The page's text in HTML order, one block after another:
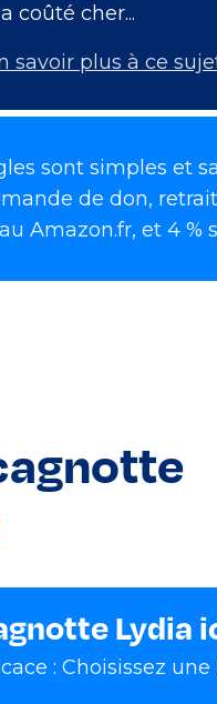
coûté cher...
savoir plus à ce
sont simples et
de don,
Amazon.fr, et 4 %
Lydia
: Choisissez